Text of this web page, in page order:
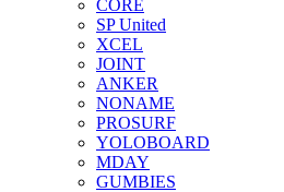
CORE
SP United
XCEL
JOINT
ANKER
NONAME
PROSURF
YOLOBOARD
MDAY
GUMBIES